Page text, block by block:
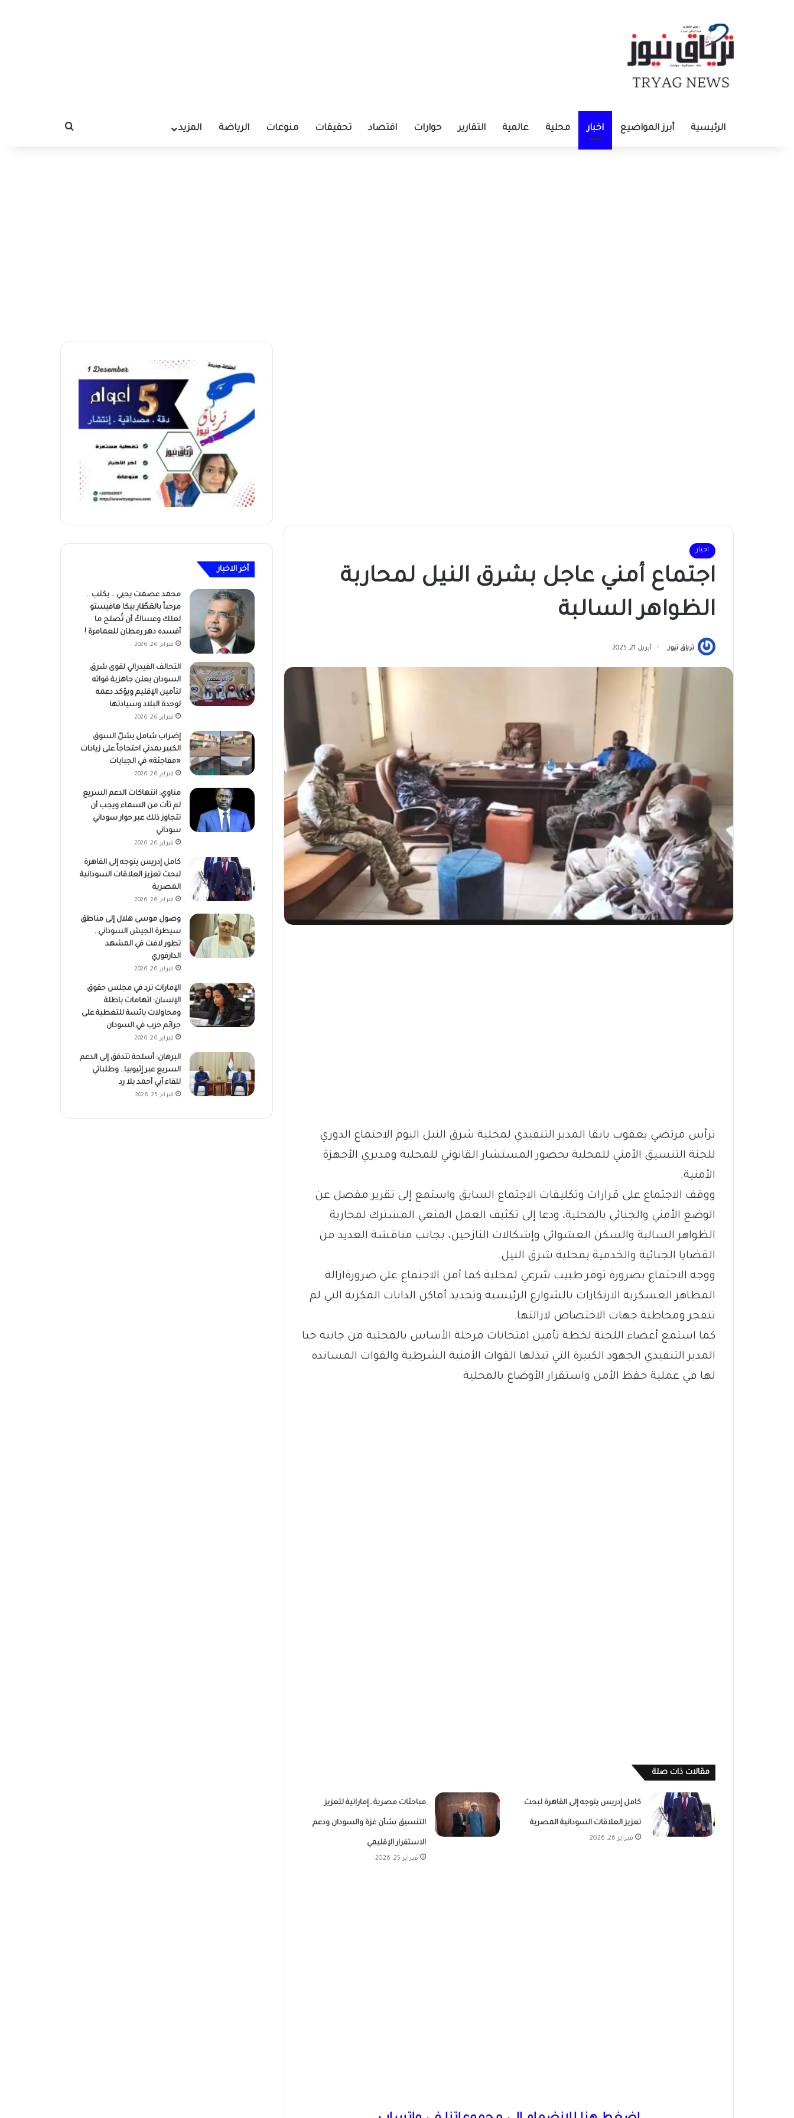
الرئيسية أبرز المواضيع اخبار محلية عالمية التقارير حوارات اقتصاد تحقيقات منوعات الرياضة المزيد بحث عن
اخبار
اجتماع أمني عاجل بشرق النيل لمحاربة
الظواهر السالبة
ترياق نيوز أبريل 21, 2025
ترأس مرتضي يعقوب بانقا المدير التنفيذي لمحلية شرق النيل اليوم الاجتماع الدوري
للجنة التنسيق الأمني للمحلية بحضور المستشار القانوني للمحلية ومديري الأجهزة
الأمنية.
ووقف الاجتماع على قرارات وتكليفات الاجتماع السابق واستمع إلى تقرير مفصل عن
الوضع الأمني والجنائي بالمحلية، ودعا إلى تكثيف العمل المنعي المشترك لمحاربة
الظواهر السالبة والسكن العشوائي وإشكالات النازحين، بجانب مناقشة العديد من
القضايا الجنائية والخدمية بمحلية شرق النيل.
ووجه الاجتماع بضرورة توفر طبيب شرعي لمحلية كما أمن الاجتماع علي ضرورةازالة
المظاهر العسكرية الارتكازات بالشوارع الرئيسية وتحديد أماكن الدانات المكزبة التي لم
تنفجر ومخاطبة جهات الاختصاص لازالتها.
كما استمع أعضاء اللجنة لخطة تأمين امتحانات مرحلة الأساس بالمحلية من جانبه حيا
المدير التنفيذي الجهود الكبيرة التي تبذلها القوات الأمنية الشرطية والقوات المسانده
لها في عملية حفظ الأمن واستقرار الأوضاع بالمحلية
مقالات ذات صلة
كامل إدريس يتوجه إلى القاهرة لبحث
تعزيز العلاقات السودانية المصرية
فبراير 26, 2026
مباحثات مصرية ـ إماراتية لتعزيز
التنسيق بشأن غزة والسودان ودعم
الاستقرار الإقليمي
فبراير 25, 2026
أخر الاخبار
محمد عصمت يحيي .. يكتب ..
مرحباً بالعَطّار بيكا هافيستو
لعلك وعساكَ أن تُصلح ما
أفسده دهر رمطان للعمامرة !
فبراير 26, 2026
التحالف الفيدرالي لقوى شرق
السودان يعلن جاهزية قواته
لتأمين الإقليم ويؤكد دعمه
لوحدة البلاد وسيادتها
فبراير 26, 2026
إضراب شامل يشلّ السوق
الكبير بمدني احتجاجاً على زيادات
«مفاجئة» في الجبايات
فبراير 26, 2026
مناوي: انتهاكات الدعم السريع
لم تأت من السماء ويجب أن
تتجاوز ذلك عبر حوار سوداني
سوداني
فبراير 26, 2026
كامل إدريس يتوجه إلى القاهرة
لبحث تعزيز العلاقات السودانية
المصرية
فبراير 26, 2026
وصول موسى هلال إلى مناطق
سيطرة الجيش السوداني..
تطور لافت في المشهد
الدارفوري
فبراير 26, 2026
الإمارات ترد في مجلس حقوق
الإنسان: اتهامات باطلة
ومحاولات يائسة للتغطية على
جرائم حرب في السودان
فبراير 26, 2026
البرهان: أسلحة تتدفق إلى الدعم
السريع عبر إثيوبيا.. وطلباتي
للقاء آبي أحمد بلا رد
فبراير 25, 2026